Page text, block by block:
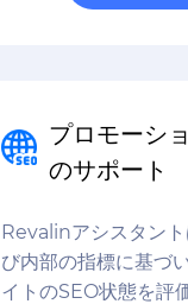
プロモーシ
のサポート
Revalinアシスタント
び内部の指標に基づ
イトのSEO状態を評